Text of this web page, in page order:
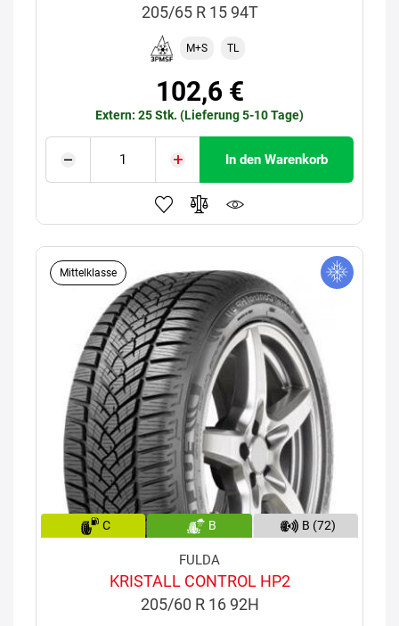
205/65 R 15 94T
M+S TL
102,6 €
Extern: 25 Stk. (Lieferung 5-10 Tage)
In den Warenkorb
Mittelklasse
C B B (72)
FULDA
KRISTALL CONTROL HP2
205/60 R 16 92H